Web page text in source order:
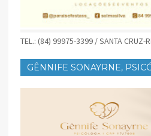
TEL.: (84) 99975-3399 / SANTA CRUZ-
GÊNNIFE SONAYRNE,